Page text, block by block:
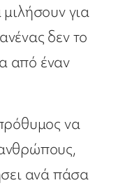
για
δεν το
από έναν
να
ανά πάσα